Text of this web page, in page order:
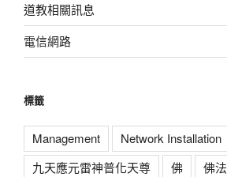
道教相關訊息
電信網路
標籤
Management Network Installation
九天應元雷神普化天尊
佛 佛法